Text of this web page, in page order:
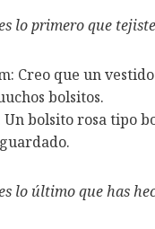
lo primero que
Creo que un
bolsitos.
bolsito rosa tipo
lo último que has